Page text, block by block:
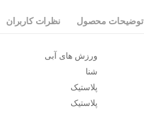
توضیحات محصول نظرات کاربران
ورزش های آبی
شنا
پلاستیک
پلاستیک